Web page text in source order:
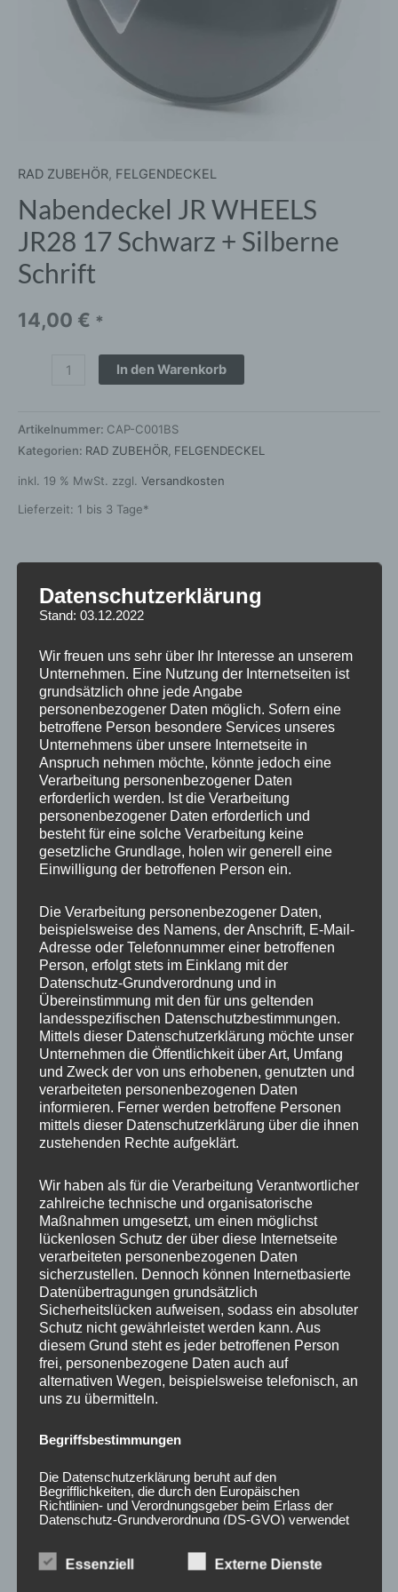
RAD ZUBEHÖR, FELGENDECKEL
Nabendeckel JR WHEELS
JR28 17 Schwarz + Silberne
Schrift
14,00 € *
In den Warenkorb
Artikelnummer: CAP-C001BS
Kategorien: RAD ZUBEHÖR FELGENDECKEL
inkl. 19 % MwSt. zzgl. Versandkosten
Lieferzeit: 1 bis 3 Tage*
Zusätzliche Informationen
Rezensionen (0)
Gewicht 0,1 kg
Hersteller JAPAN RACING
Grundfarbe Schwarz
Material Kunststoff
Ähnliche Produkte
20x Radmutter LUG
NUTS OFFEN M12 x
1,5 x 45 mm Kegelbund
50,00€ *
Bewertet
mit
von
20x Radmutter M12 x
1,25 x 35 mm
Kegelbund 60° Rot
Bewertet
mit
0
von
NUTS OFFEN M12 x
1,25 x 45 mm
Kegelbund 60°
Schwarz
Nabendeckel JR
WHEELS JRX1 & JRX2
5H Mattschwarz
von
5
Datenschutzerklärung
Stand: 03.12.2022
Wir freuen uns sehr über Ihr Interesse an unserem
Unternehmen. Eine Nutzung der Internetseiten ist
grundsätzlich ohne jede Angabe
personenbezogener Daten möglich. Sofern eine
betroffene Person besondere Services unseres
Unternehmens über unsere Internetseite in
Anspruch nehmen möchte, könnte jedoch eine
Verarbeitung personenbezogener Daten
erforderlich werden. Ist die Verarbeitung
personenbezogener Daten erforderlich und
besteht für eine solche Verarbeitung keine
gesetzliche Grundlage, holen wir generell eine
Einwilligung der betroffenen Person ein.
Die Verarbeitung personenbezogener Daten,
beispielsweise des Namens, der Anschrift, E-Mail-
Adresse oder Telefonnummer einer betroffenen
Person, erfolgt stets im Einklang mit der
Datenschutz-Grundverordnung und in
Übereinstimmung mit den für uns geltenden
landesspezifischen Datenschutzbestimmungen.
Mittels dieser Datenschutzerklärung möchte unser
Unternehmen die Öffentlichkeit über Art, Umfang
und Zweck der von uns erhobenen, genutzten und
verarbeiteten personenbezogenen Daten
informieren. Ferner werden betroffene Personen
mittels dieser Datenschutzerklärung über die ihnen
zustehenden Rechte aufgeklärt.
Wir haben als für die Verarbeitung Verantwortlicher
zahlreiche technische und organisatorische
Maßnahmen umgesetzt, um einen möglichst
lückenlosen Schutz der über diese Internetseite
verarbeiteten personenbezogenen Daten
sicherzustellen. Dennoch können Internetbasierte
Datenübertragungen grundsätzlich
Sicherheitslücken aufweisen, sodass ein absoluter
Schutz nicht gewährleistet werden kann. Aus
diesem Grund steht es jeder betroffenen Person
frei, personenbezogene Daten auch auf
alternativen Wegen, beispielsweise telefonisch, an
uns zu übermitteln.
Begriffsbestimmungen
Die Datenschutzerklärung beruht auf den
Begrifflichkeiten, die durch den Europäischen
Richtlinien- und Verordnungsgeber beim Erlass der
Datenschutz-Grundverordnung (DS-GVO) verwendet
die Öffentlichkeit als auch für unsere Kunden und
Geschäftspartner einfach lesbar und verständlich sein.
Essenziell Externe Dienste